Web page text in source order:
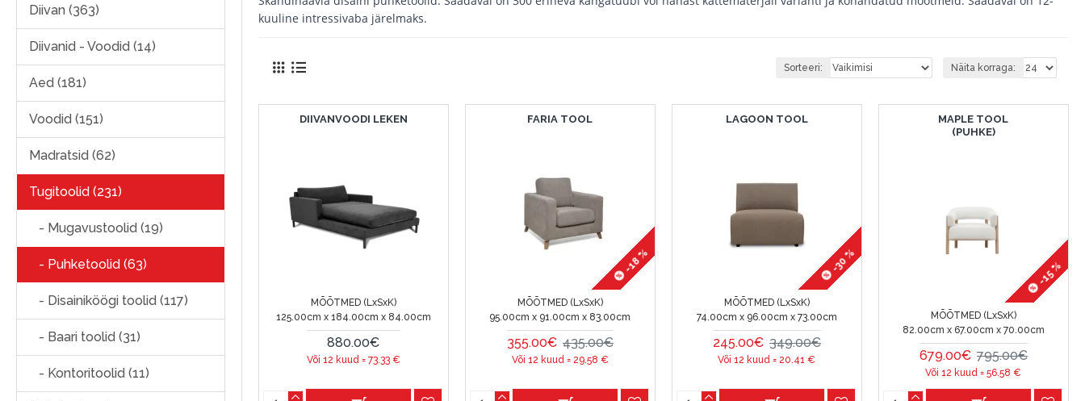
Diivan (363)
Diivanid - Voodid (14)
Aed (181)
Voodid (151)
Madratsid (62)
Tugitoolid (231)
- Mugavustoolid (19)
- Puhketoolid (63)
- Disainiköögi toolid (117)
- Baari toolid (31)
- Kontoritoolid (11)
kuuline intressivaba järelmaks.
Sorteeri: Näita korraga:
DIIVANVOODI LEKEN
MÕÕTMED (LxSxK)
125.00cm x 184.00cm x 84.00cm
880.00€
Või 12 kuud = 73.33€
FARIA TOOL
-18 %
MÕÕTMED (LxSxK)
95.00cm x 91.00cm x 83.00cm
355.00€ 435.00€
Või 12 kuud = 29.58 €
LAGOON TOOL
-30 %
MÕÕTMED (LxSxK)
74.00cm x 96.00cm x 73.00cm
245.00€ 349.00€
Või 12 kuud =20.41 €
MAPLE TOOL
(PUHKE)
-15 %
MÕÕTMED (LxSxK)
82.00cm x 67.00cm x 70.00cm
679.00€ 795.00€
Või 12 kuud =56.58 €